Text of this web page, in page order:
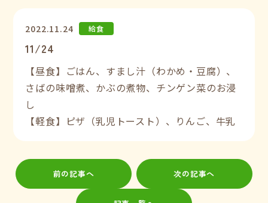
2022.11.24 給食
11/24
【昼食】ごはん、すまし汁（わかめ・豆腐）、
さばの味噌煮、かぶの煮物、チンゲン菜のお浸
し
【軽食】ピザ（乳児トースト）、りんご、牛乳
前の記事へ 次の記事へ